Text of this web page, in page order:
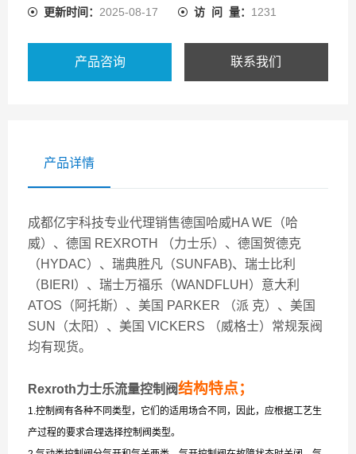
更新时间： 2025-08-17 访 问 量： 1231
产品咨询 联系我们
产品详情
成都亿宇科技专业代理销售德国哈威HA WE（哈
威）、德国 REXROTH （力士乐）、德国贺德克
（HYDAC）、瑞典胜凡（SUNFAB)、瑞士比利
（BIERI）、瑞士万福乐（WANDFLUH）意大利
ATOS（阿托斯）、美国 PARKER （派 克）、美国
SUN（太阳）、美国 VICKERS （威格士）常规泵阀
均有现货。
Rexroth力士乐流量控制阀结构特点；
1.控制阀有各种不同类型，它们的适用场合不同，因此，应根据工艺生
产过程的要求合理选择控制阀类型。